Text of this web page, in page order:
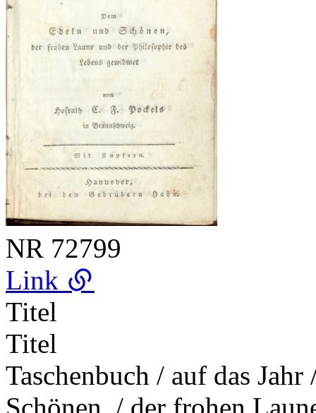
NR 72799
Link
Titel
Titel
Taschenbuch / auf das
Schönen, / der frohen